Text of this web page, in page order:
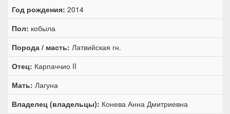
Год рождения: 2014
Пол: кобыла
Порода / масть: Латвийская гн.
Отец: Карпаччио II
Мать: Лагуна
Владелец (владельцы): Конева Анна Дмитриевна